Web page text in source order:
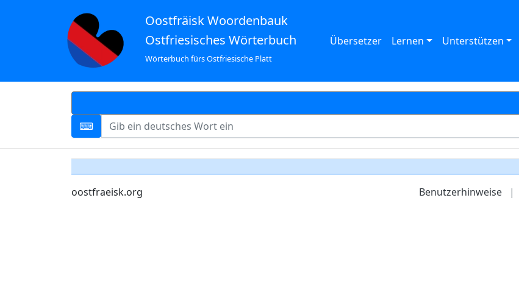
Oostfräisk Woordenbauk
Ostfriesisches Wörterbuch
Wörterbuch fürs Ostfriesische Platt
Übersetzer Lernen Unterstützen
oostfraeisk.org Benutzerhinweise |